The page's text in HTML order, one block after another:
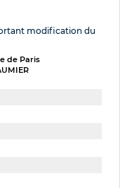
modification du
de Paris